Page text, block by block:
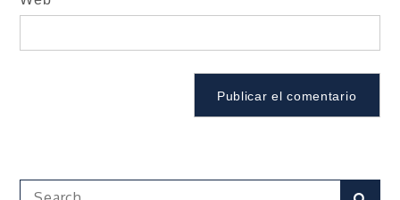
Search